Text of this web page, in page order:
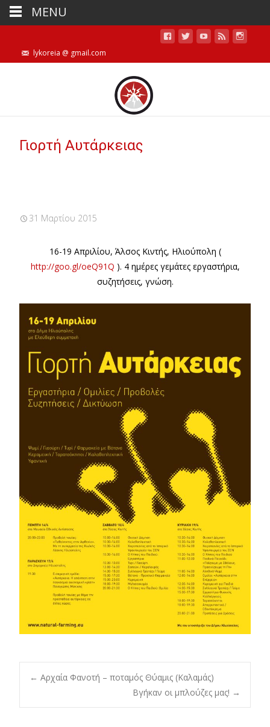
lykoreia @ gmail.com
Γιορτή Αυτάρκειας
31 Μαρτίου 2015
16-19 Απριλίου, Άλσος Κιντής, Ηλιούπολη (
http://goo.gl/oeQ91Q ). 4 ημέρες γεμάτες εργαστήρια,
συζητήσεις, γνώση.
Post
← Αρχαία Φανοτή – ποταμός Θύαμις (Καλαμάς)
Βγήκαν οι μπλούζες μας! →
MENU